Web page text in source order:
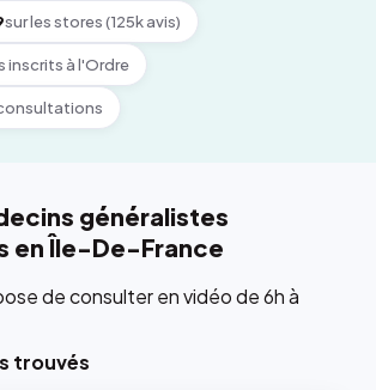
sur les stores (125k avis)
inscrits à l'Ordre
généralistes
en Île-De-France
de consulter en vidéo de 6h à
trouvés